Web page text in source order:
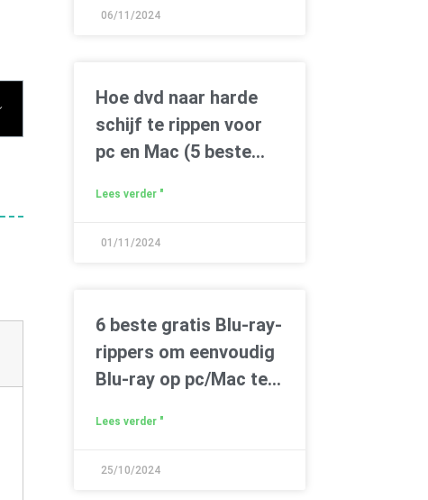
06/11/2024
Hoe dvd naar harde
schijf te rippen voor
pc en Mac (5 beste
Lees verder "
01/11/2024
6 beste gratis Blu-ray-
rippers om eenvoudig
Blu-ray op pc/Mac te
Lees verder "
25/10/2024